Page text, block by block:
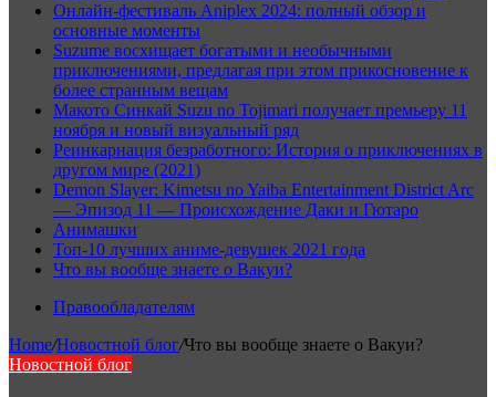
Онлайн-фестиваль Aniplex 2024: полный обзор и
основные моменты
Suzume восхищает богатыми и необычными
приключениями, предлагая при этом прикосновение к
более странным вещам
Макото Синкай Suzu no Tojimari получает премьеру 11
ноября и новый визуальный ряд
Реинкарнация безработного: История о приключениях в
другом мире (2021)
Demon Slayer: Kimetsu no Yaiba Entertainment District Arc
— Эпизод 11 — Происхождение Даки и Гютаро
Анимашки
Топ-10 лучших аниме-девушек 2021 года
Что вы вообще знаете о Вакуи?
Правообладателям
Home/Новостной блог/Что вы вообще знаете о Вакуи?
Новостной блог